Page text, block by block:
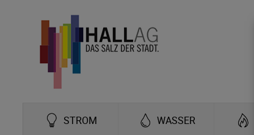
STROM WASSER